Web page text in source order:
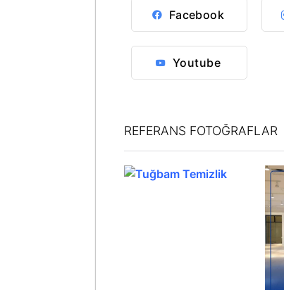
Facebook
Youtube
REFERANS FOTOĞRAFLAR